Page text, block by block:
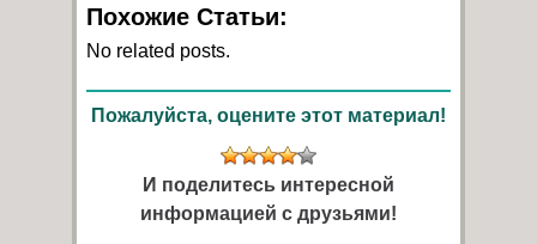
Похожие Статьи:
No related posts.
Пожалуйста, оцените этот материал!
И поделитесь интересной
информацией с друзьями!